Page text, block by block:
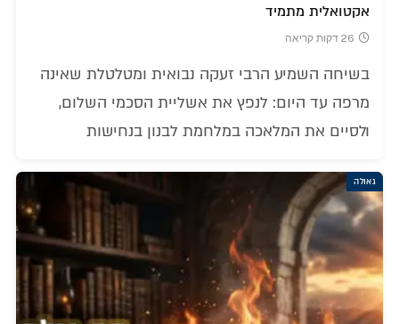
אקטואלית מתמיד
26 דקות קריאה
בשיחה השמיע הרבי זעקה נבואית ומטלטלת שאינה
מרפה עד היום: לנפץ את אשליית הסכמי השלום,
ולסיים את המלאכה במלחמת לבנון בנחישות
גאולה